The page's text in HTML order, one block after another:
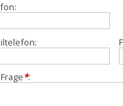
*: